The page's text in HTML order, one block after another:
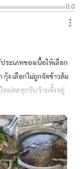
0.0
ระเภทของเนื้อให้เลือก
ง เลือกไม่ถูกจัดข้าวต้ม
หม่สดทุกวัน ร้านจั้งอยู่